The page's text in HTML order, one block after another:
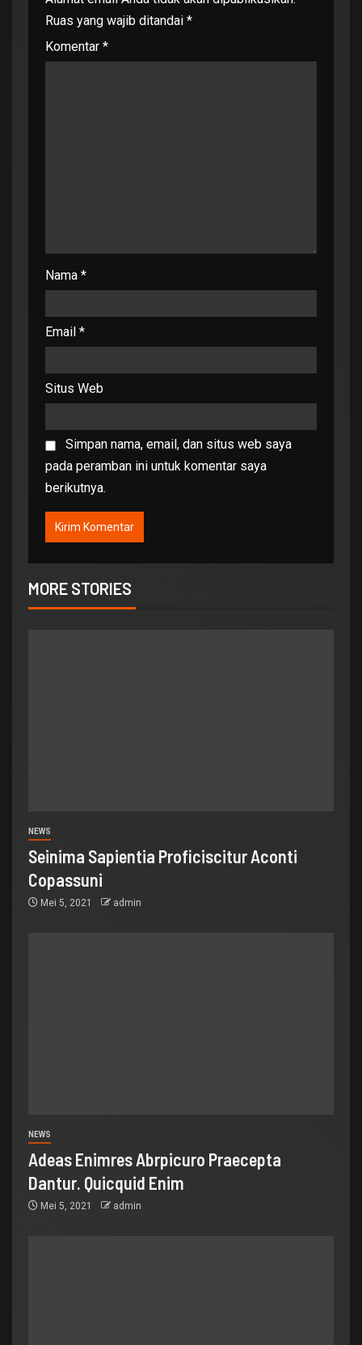
Ruas yang wajib ditandai *
Komentar *
Nama *
Email *
Situs Web
Simpan nama, email, dan situs web saya
pada peramban ini untuk komentar saya
berikutnya.
MORE STORIES
NEWS
Seinima Sapientia Proficiscitur Aconti
Copassuni
Mei 5, 2021 admin
NEWS
Adeas Enimres Abrpicuro Praecepta
Dantur. Quicquid Enim
Mei 5, 2021 admin